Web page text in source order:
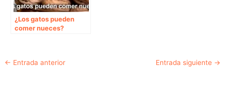
¿Los gatos pueden
comer nueces?
Navegación
← Entrada anterior Entrada siguiente →